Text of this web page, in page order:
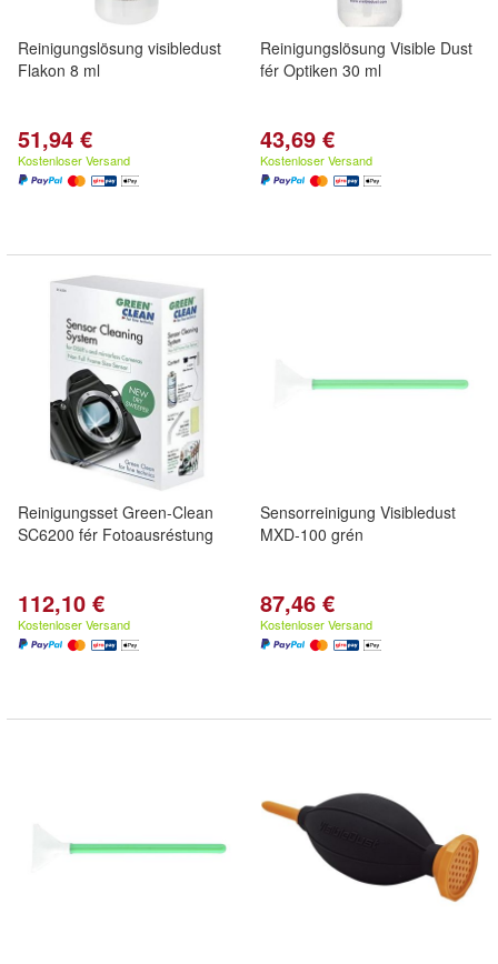
Reinigungslösung visibledust
Flakon 8 ml
51,94 €
Kostenloser Versand
Reinigungslösung Visible Dust
fér Optiken 30 ml
43,69 €
Kostenloser Versand
Reinigungsset Green-Clean
SC6200 fér Fotoausréstung
112,10 €
Kostenloser Versand
Sensorreinigung Visibledust
MXD-100 grén
87,46 €
Kostenloser Versand